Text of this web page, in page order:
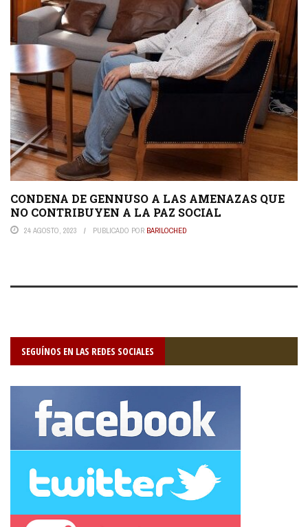
CONDENA DE GENNUSO A LAS AMENAZAS QUE
NO CONTRIBUYEN A LA PAZ SOCIAL
24 AGOSTO, 2023 PUBLICADO POR BARILOCHED
SEGUÍNOS EN LAS REDES SOCIALES